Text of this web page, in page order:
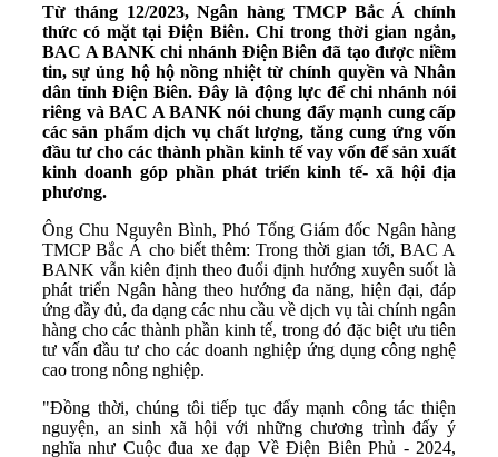
Từ tháng 12/2023, Ngân hàng TMCP Bắc Á chính
thức có mặt tại Điện Biên. Chỉ trong thời gian ngắn,
BAC A BANK chi nhánh Điện Biên đã tạo được niềm
tin, sự ủng hộ hộ nồng nhiệt từ chính quyền và Nhân
dân tỉnh Điện Biên. Đây là động lực để chi nhánh nói
riêng và BAC A BANK nói chung đẩy mạnh cung cấp
các sản phẩm dịch vụ chất lượng, tăng cung ứng vốn
đầu tư cho các thành phần kinh tế vay vốn để sản xuất
kinh doanh góp phần phát triển kinh tế- xã hội địa
phương.
Ông Chu Nguyên Bình, Phó Tổng Giám đốc Ngân hàng
TMCP Bắc Á cho biết thêm: Trong thời gian tới, BAC A
BANK vẫn kiên định theo đuổi định hướng xuyên suốt là
phát triển Ngân hàng theo hướng đa năng, hiện đại, đáp
ứng đầy đủ, đa dạng các nhu cầu về dịch vụ tài chính ngân
hàng cho các thành phần kinh tế, trong đó đặc biệt ưu tiên
tư vấn đầu tư cho các doanh nghiệp ứng dụng công nghệ
cao trong nông nghiệp.
"Đồng thời, chúng tôi tiếp tục đẩy mạnh công tác thiện
nguyện, an sinh xã hội với những chương trình đấy ý
nghĩa như Cuộc đua xe đạp Về Điện Biên Phủ - 2024,